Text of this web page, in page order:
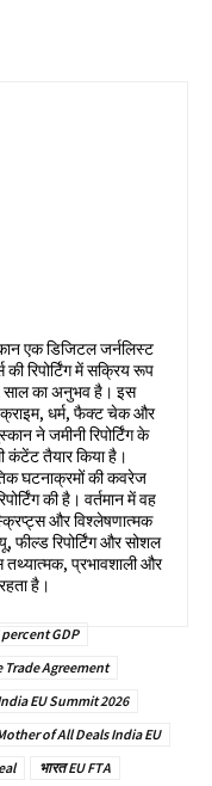
एक डिजिटल जर्नलिस्ट
रिपोर्टिंग में सक्रिय रूप
साल का अनुभव है। इस
क्राइम, धर्म, फैक्ट चेक और
ने जमीनी रिपोर्टिंग के
कंटेंट तैयार किया है।
घटनाक्रमों की कवरेज
की है। वर्तमान में वह
और विश्लेषणात्मक
रिपोर्टिंग और सोशल
तथ्यात्मक, प्रभावशाली और
है।
percent GDP
Trade Agreement
EU Summit 2026
of All Deals India EU
भारत EU FTA